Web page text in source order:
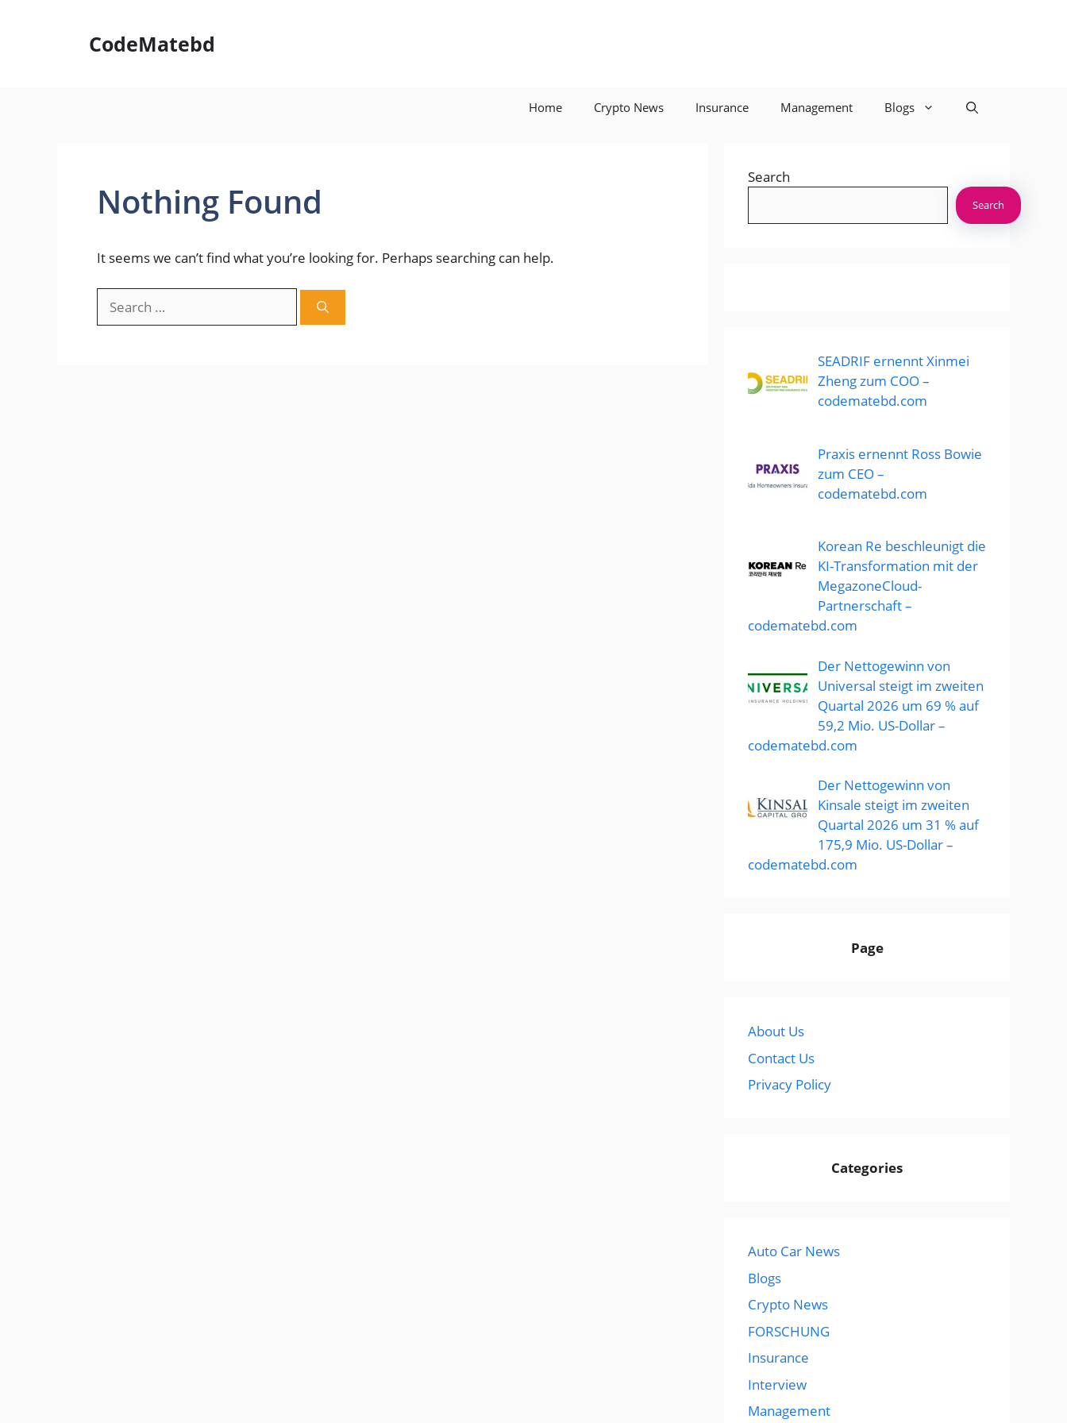
CodeMatebd
Home Crypto News Insurance Management Blogs
Nothing Found
It seems we can’t find what you’re looking for. Perhaps searching can help.
for:
Search
Search
SEADRIF ernennt Xinmei
Zheng zum COO –
codematebd.com
Praxis ernennt Ross Bowie
zum CEO –
codematebd.com
Korean Re beschleunigt die
KI-Transformation mit der
MegazoneCloud-
Partnerschaft –
codematebd.com
Der Nettogewinn von
Universal steigt im zweiten
Quartal 2026 um 69 % auf
59,2 Mio. US-Dollar –
codematebd.com
Der Nettogewinn von
Kinsale steigt im zweiten
Quartal 2026 um 31 % auf
175,9 Mio. US-Dollar –
codematebd.com
Page
About Us
Contact Us
Privacy Policy
Categories
Auto Car News
Blogs
Crypto News
FORSCHUNG
Insurance
Interview
Management